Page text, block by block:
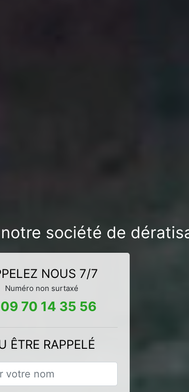
société de
NOUS 7/7
Numéro non surtaxé
70 14 35 56
ÊTRE RAPPELÉ